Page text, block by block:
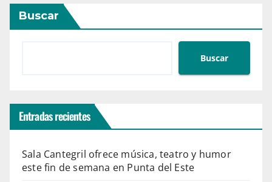
Buscar
Buscar
Entradas recientes
Sala Cantegril ofrece música, teatro y humor
este fin de semana en Punta del Este